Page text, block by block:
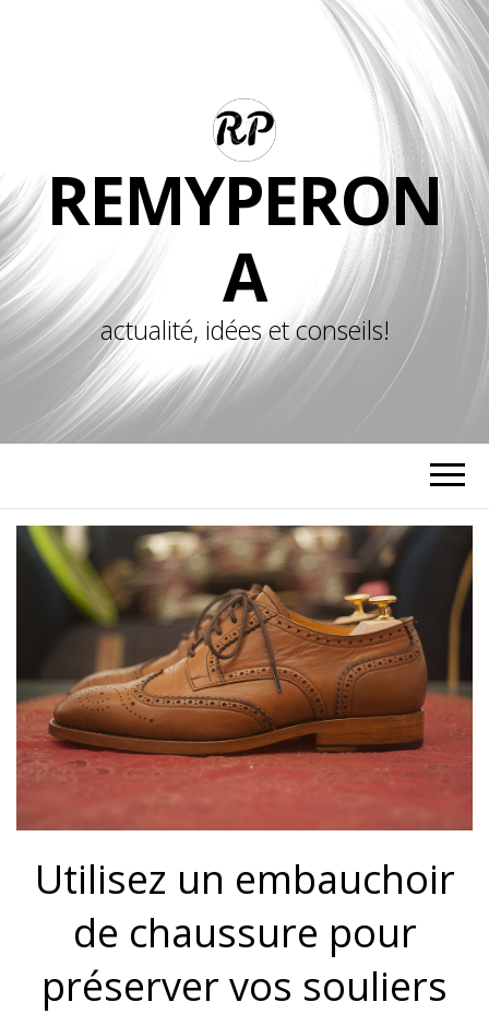
REMYPERON
A
actualité, idées et conseils!
Utilisez un embauchoir
de chaussure pour
préserver vos souliers